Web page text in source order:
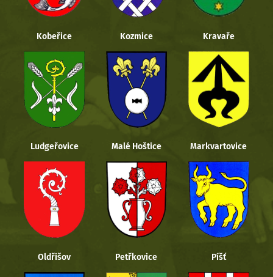
Kobeřice Kozmice Kravaře
Ludgeřovice Malé Hoštice Markvartovice
Oldřišov Petřkovice Píšť